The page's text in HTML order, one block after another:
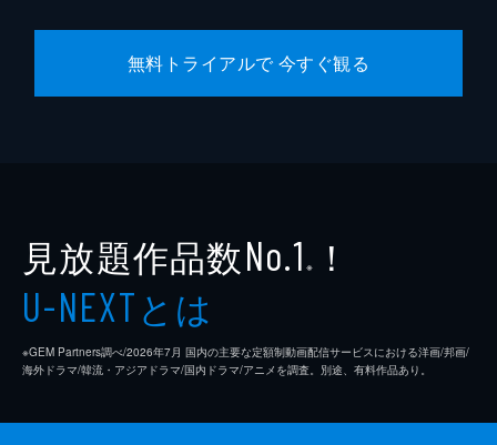
無料トライアルで 今すぐ観る
見放題作品数No.1 ※ ！
U-NEXTとは
※GEM Partners調べ/2026年7⽉ 国内の主要な定額制動画配信サービスにおける洋画/邦画/
海外ドラマ/韓流・アジアドラマ/国内ドラマ/アニメを調査。別途、有料作品あり。